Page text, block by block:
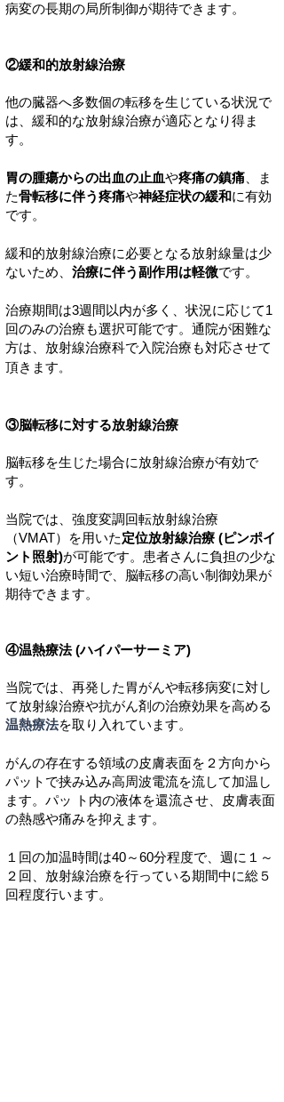
病変の長期の局所制御が期待できます。
②緩和的放射線治療
他の臓器へ多数個の転移を生じている状況で
は、緩和的な放射線治療が適応となり得ま
す。
胃の腫瘍からの出血の止血や疼痛の鎮痛 、ま
た骨転移に伴う疼痛や神経症状の緩和に有効
です。
緩和的放射線治療に必要となる放射線量は少
ないため、 治療に伴う副作用は軽微です。
治療期間は3週間以内が多く、状況に応じて1
回のみの治療も選択可能です。通院が困難な
方は、 放射線治療科で入院治療も対応させて
頂きます。
③脳転移に対する放射線治療
脳転移を生じた場合に放射線治療が有効で
す。
当院では、強度変調回転放射線治療
（VMAT）を用いた定位放射線治療 (ピンポイ
ント照射)が可能です。患者さんに負担の少な
い短い治療時間で、脳転移の高い制御効果が
期待できます。
④温熱療法 (ハイパーサーミア)
当院では、再発した胃がんや転移病変に対し
て放射線治療や抗がん剤の治療効果を高める
温熱療法を取り入れています。
がんの存在する領域の皮膚表面を２方向から
パットで挟み込み高周波電流を流して加温し
ます。パッ ト内の液体を還流させ、皮膚表面
の熱感や痛みを抑えます。
１回の加温時間は40～60分程度で、週に１～
２回、放射線治療を行っている期間中に総５
回程度行います。